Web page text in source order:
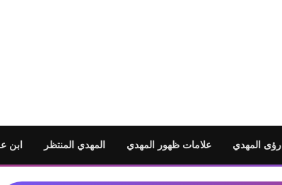
رؤى المهدي علامات ظهور المهدي المهدي المنتظر ابن